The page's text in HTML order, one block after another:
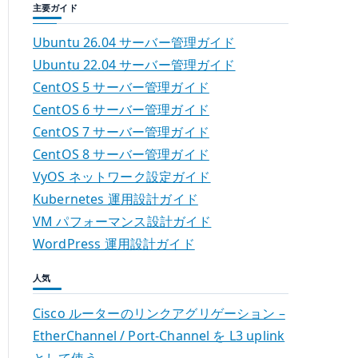
主要ガイド
Ubuntu 26.04 サーバー管理ガイド
Ubuntu 22.04 サーバー管理ガイド
CentOS 5 サーバー管理ガイド
CentOS 6 サーバー管理ガイド
CentOS 7 サーバー管理ガイド
CentOS 8 サーバー管理ガイド
VyOS ネットワーク設定ガイド
Kubernetes 運用設計ガイド
VM パフォーマンス設計ガイド
WordPress 運用設計ガイド
人気
Cisco ルーターのリンクアグリゲーション –
EtherChannel / Port-Channel を L3 uplink